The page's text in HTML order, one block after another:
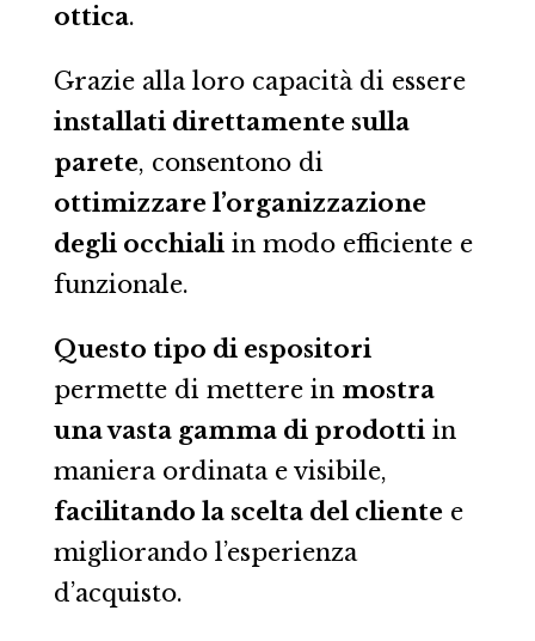
ottica.
Grazie alla loro capacità di essere
installati direttamente sulla
parete, consentono di
ottimizzare l’organizzazione
degli occhialiin modo efficiente e
funzionale.
Questo tipo di espositori
permette di mettere in mostra
una vasta gamma di prodottiin
maniera ordinata e visibile,
facilitando la scelta del clientee
migliorando l’esperienza
d’acquisto.